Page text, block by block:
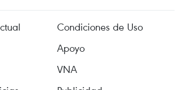
Condiciones de Uso
Apoyo
VNA